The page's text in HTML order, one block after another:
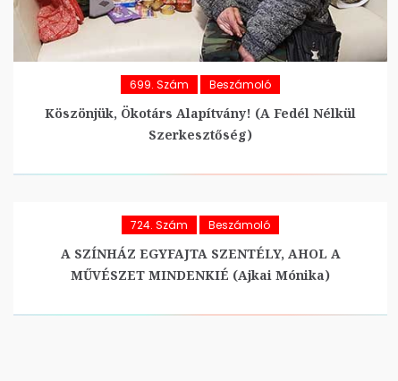
699. Szám Beszámoló
Köszönjük, Ökotárs Alapítvány! (A Fedél Nélkül
Szerkesztőség)
724. Szám Beszámoló
A SZÍNHÁZ EGYFAJTA SZENTÉLY, AHOL A
MŰVÉSZET MINDENKIÉ (Ajkai Mónika)